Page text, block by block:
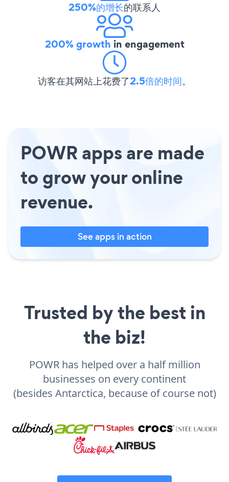
250%的增长的联系人
200% growth in engagement
访客在其网站上花费了2.5倍的时间。
POWR apps are made
to grow your online
revenue.
See apps in action
Trusted by the best in
the biz!
POWR has helped over a half million
businesses on every continent
(besides Antarctica, because of course not)